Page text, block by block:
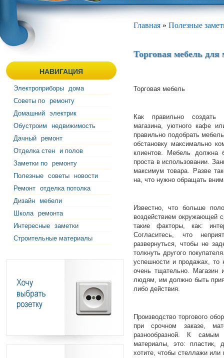
НАВИГАЦИЯ
Электроприборы дома
Советы по ремонту
Домашний электрик
Обустроим
недвижимость
Дачный ремонт
Отделка стен
и полов
Заметки по ремонту
Полезные советы
новости
Ремонт отделка потолка
Дизайн
мебели
Школа ремонта
Интересные заметки
Строительные материалы
Главная » Полезные
Торговая мебель для
Торговая мебель
Как правильно создать
магазина, уютного кафе
правильно подобрать
обстановку максимально
клиентов. Мебель должна
проста в использовании.
максимум товара. Разве
на, что нужно обращать
Известно, что больше
воздействием окружающей
такие факторы, как:
Согласитесь, что
развернуться, чтобы не
толкнуть другого
успешности и продажах, то
очень тщательно. Магазин
людям, им должно быть
либо действия.
Производство торгового
при срочном заказе,
разнообразной. К самым
материалы, это:
хотите, чтобы стеллажи